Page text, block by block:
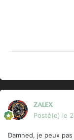
zalex
Posté(e) le
Damned, je peux